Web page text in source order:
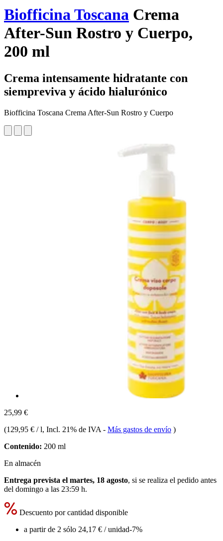
Biofficina Toscana Crema
After-Sun Rostro y Cuerpo,
200 ml
Crema intensamente hidratante con
siempreviva y ácido hialurónico
Biofficina Toscana Crema After-Sun Rostro y Cuerpo
25,99 €
(129,95 € / l, Incl. 21% de IVA - Más gastos de envío )
Contenido: 200 ml
En almacén
Entrega prevista el martes, 18 agosto, si se realiza el pedido antes
del domingo a las 23:59 h.
Descuento por cantidad disponible
a partir de 2 sólo 24,17 € / unidad-7%